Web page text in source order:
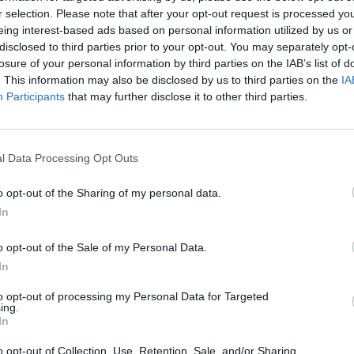
selection. Please note that after your opt-out request is processed
interest-based ads based on personal information utilized by us
to third parties prior to your opt-out. You may separately
of your personal information by third parties on the IAB’s list of
This information may also be disclosed by us to third parties on the
Participants that may further disclose it to other third parties.
Data Processing Opt Outs
opt-out of the Sharing of my personal data.
opt-out of the Sale of my Personal Data.
opt-out of processing my Personal Data for Targeted
opt-out of Collection, Use, Retention, Sale, and/or Sharing
mese
e 0,01€ di costo di attivazione per clienti TIM, Spusu Italia, Digi
LE OFFERTE OPERATOR ATTACK VODAFONE
Special 50 Digital Edition prova Vodafone,
primo mese 5€ e successivi rinnovi 7.99€/mese, che offre 50GB